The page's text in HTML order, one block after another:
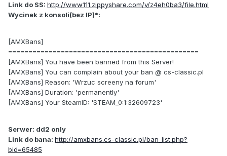
Link do SS: http://www111.zippyshare.com/v/z4eh0ba3/file.html
Wycinek z konsoli(bez IP)*:
[AMXBans]
===============================================
[AMXBans] You have been banned from this Server!
[AMXBans] You can complain about your ban @ cs-classic.pl
[AMXBans] Reason: 'Wrzuc screeny na forum'
[AMXBans] Duration: 'permanently'
[AMXBans] Your SteamID: 'STEAM_0:1:32609723'
Serwer: dd2 only
Link do bana: http://amxbans.cs-classic.pl/ban_list.php?
bid=65485